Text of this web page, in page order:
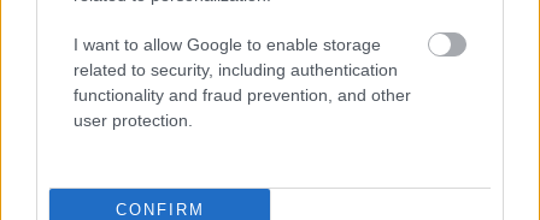
I want to allow Google to enable storage
related to security, including authentication
functionality and fraud prevention, and other
user protection.
CONFIRM